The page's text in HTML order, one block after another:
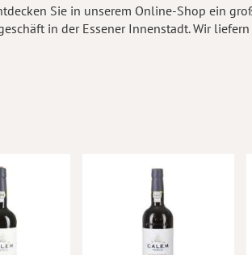
Sie in unserem Online-Shop ein
in der Essener Innenstadt. Wir